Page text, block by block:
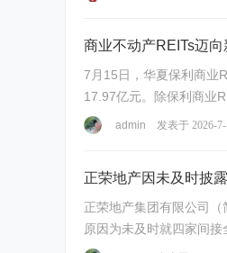
商业不动产REITs迈向
7月15日，华夏保利商业
17.97亿元。除保利商业
admin 发表于 2026-
正荣地产因未及时披
正荣地产集团有限公司（
原因为未及时就四家间